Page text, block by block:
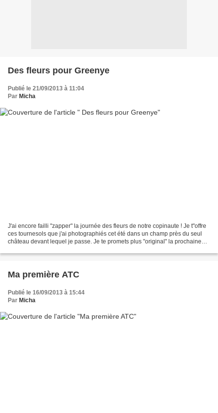
Des fleurs pour Greenye
Publié le 21/09/2013 à 11:04
Par Micha
J'ai encore failli "zapper" la journée des fleurs de notre copinaute ! Je t"offre
ces tournesols que j'ai photographiés cet été dans un champ près du seul
château devant lequel je passe. Je te promets plus "original" la prochaine
Ma première ATC
Publié le 16/09/2013 à 15:44
Par Micha